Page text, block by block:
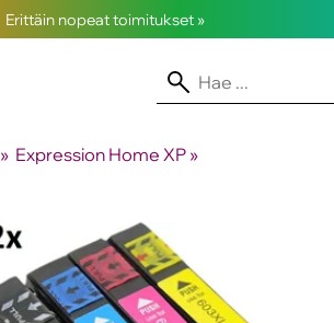
Erittäin nopeat toimitukset »
‪» Expression Home XP ‪»